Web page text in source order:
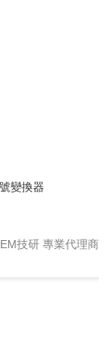
技研 專業代理商